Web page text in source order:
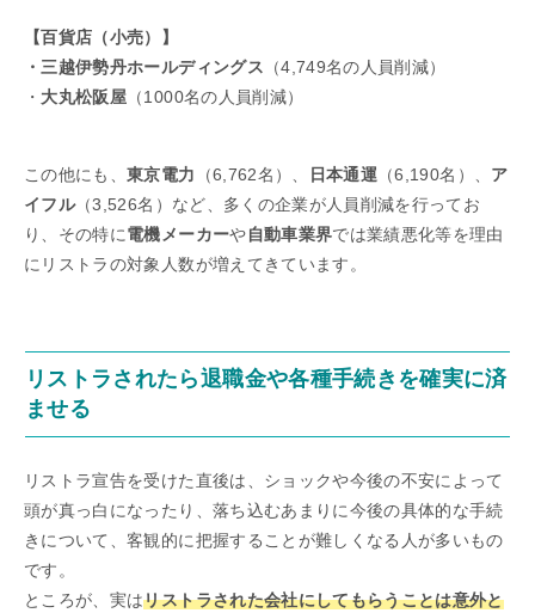
【百貨店（小売）】
・三越伊勢丹ホールディングス （4,749名の人員削減）
・ 大丸松阪屋 （1000名の人員削減）
この他にも、東京電力 （6,762名）、 日本通運 （6,190名）、 ア
イフル（3,526名）など、多くの企業が人員削減を行ってお
り、その特に電機メーカーや自動車業界では業績悪化等を理由
にリストラの対象人数が増えてきています。
リストラされたら退職金や各種手続きを確実に済
ませる
リストラ宣告を受けた直後は、ショックや今後の不安によって
頭が真っ白になったり、落ち込むあまりに今後の具体的な手続
きについて、客観的に把握することが難しくなる人が多いもの
です。
ところが、実はリストラされた会社にしてもらうことは意外と